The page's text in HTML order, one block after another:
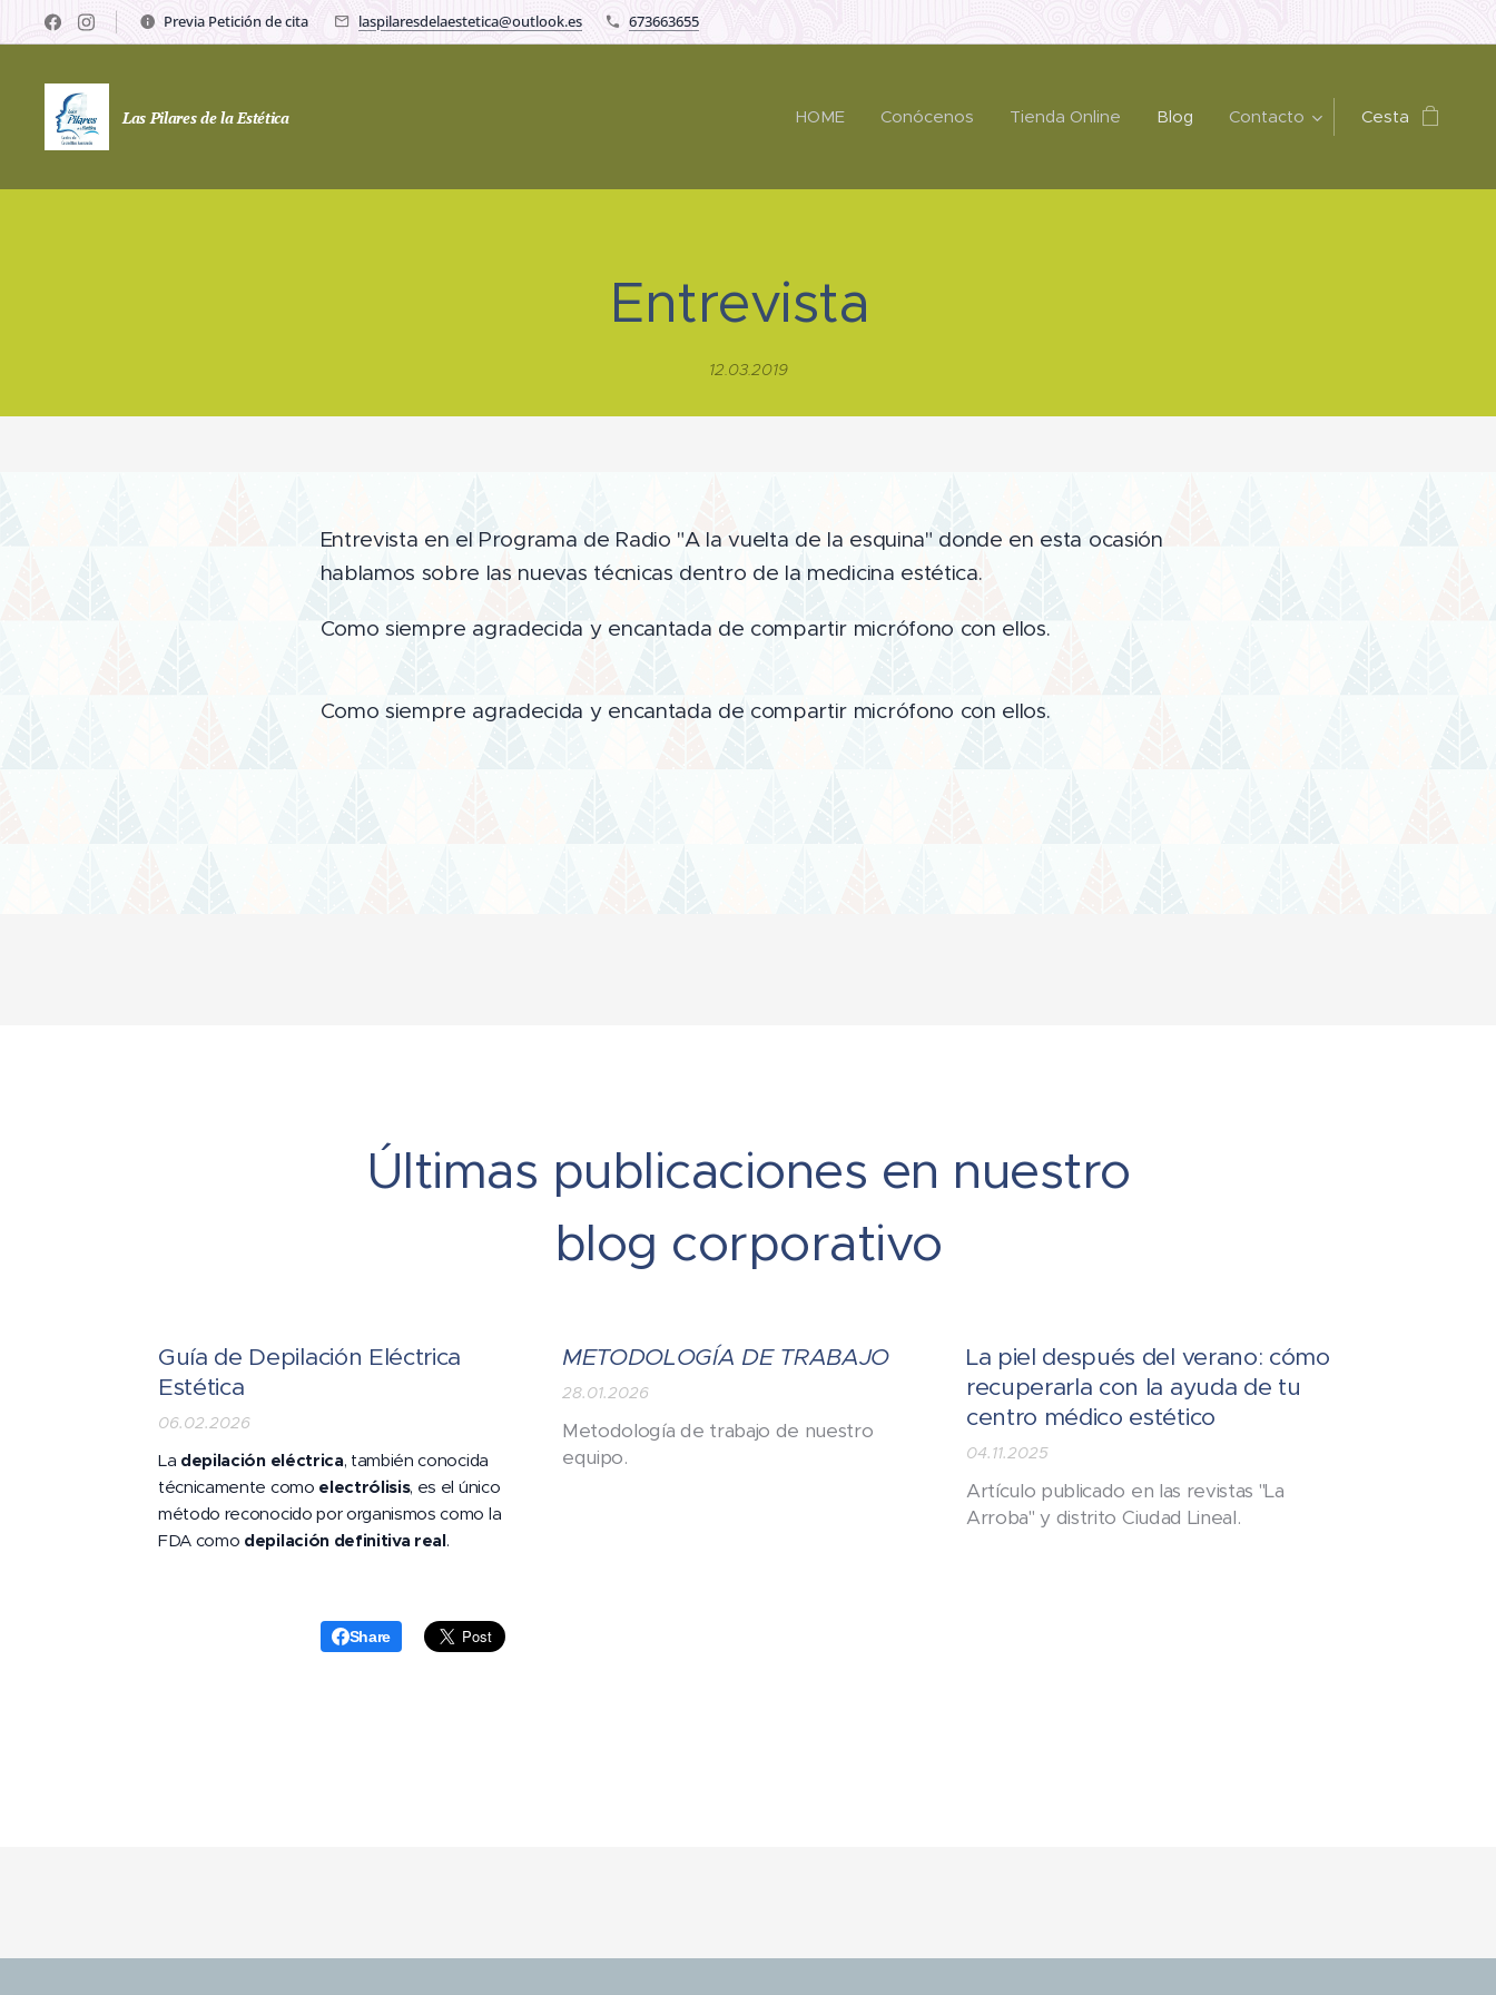
Previa Petición de cita laspilaresdelaestetica@outlook.es 673663655
Las Pilares de la Estética HOME Conócenos Tienda Online Blog Contacto Cesta
Entrevista
12.03.2019
Entrevista en el Programa de Radio "A la vuelta de la esquina" donde en esta ocasión
hablamos sobre las nuevas técnicas dentro de la medicina estética.
Como siempre agradecida y encantada de compartir micrófono con ellos.
Como siempre agradecida y encantada de compartir micrófono con ellos.
Últimas publicaciones en nuestro
blog corporativo
Guía de Depilación Eléctrica
Estética
06.02.2026
La depilación eléctrica, también conocida
técnicamente como electrólisis, es el único
método reconocido por organismos como la
FDA como depilación definitiva real.
METODOLOGÍA DE TRABAJO
28.01.2026
Metodología de trabajo de nuestro
equipo.
La piel después del verano: cómo
recuperarla con la ayuda de tu
centro médico estético
04.11.2025
Artículo publicado en las revistas "La
Arroba" y distrito Ciudad Lineal.
Share